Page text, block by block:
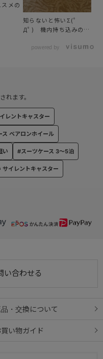
い合わせる
・交換について
買い物ガイド
レントキャスター
ス ベアロンホイール
い #スーツケース 3～5泊
サイレントキャスター
れます。
メの
知らないと怖いΣ(ﾟ
Дﾟ) 機内持ち込みの新
powered by